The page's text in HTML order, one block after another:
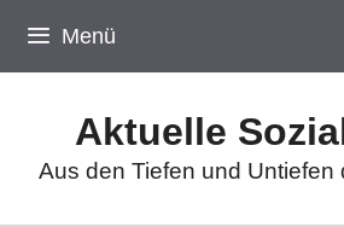
Inhalt
springen
Menü
Aktuelle
Aus den Tiefen und Untiefen